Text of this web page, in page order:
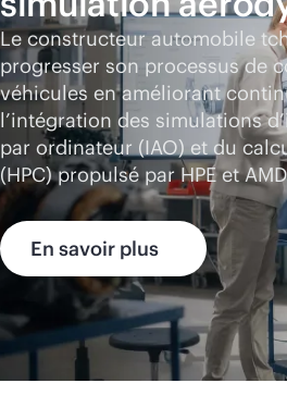
Le constructeur automobile
progresser son processus de
véhicules en améliorant
l’intégration des simulations
par ordinateur (IAO) et du
(HPC) propulsé par HPE et
En savoir plus